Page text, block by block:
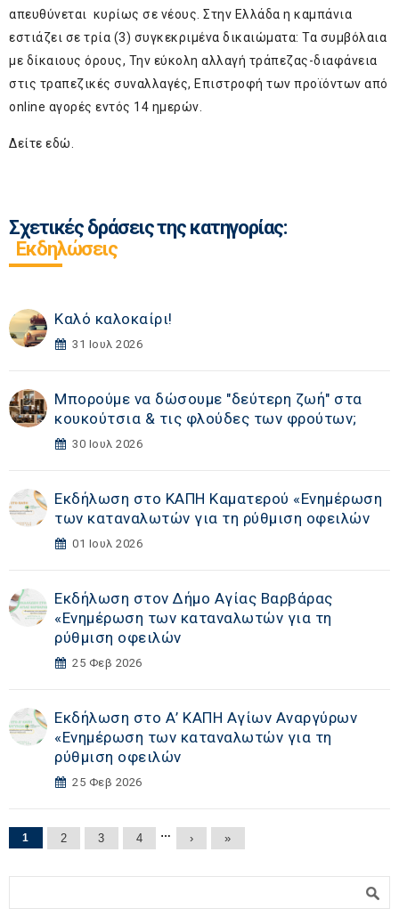
απευθύνεται κυρίως σε νέους. Στην Ελλάδα η καμπάνια
εστιάζει σε τρία (3) συγκεκριμένα δικαιώματα: Τα συμβόλαια
με δίκαιους όρους, Την εύκολη αλλαγή τράπεζας-διαφάνεια
στις τραπεζικές συναλλαγές, Επιστροφή των προϊόντων από
online αγορές εντός 14 ημερών.
Δείτε εδώ.
Σχετικές δράσεις της κατηγορίας:
Εκδηλώσεις
Καλό καλοκαίρι!
31 Ιουλ 2026
Μπορούμε να δώσουμε "δεύτερη ζωή" στα
κουκούτσια & τις φλούδες των φρούτων;
30 Ιουλ 2026
Εκδήλωση στο ΚΑΠΗ Καματερού «Eνημέρωση
των καταναλωτών για τη ρύθμιση οφειλών
01 Ιουλ 2026
Εκδήλωση στoν Δήμο Αγίας Βαρβάρας
«Eνημέρωση των καταναλωτών για τη
ρύθμιση οφειλών
25 Φεβ 2026
Εκδήλωση στο Α’ ΚΑΠΗ Αγίων Αναργύρων
«Eνημέρωση των καταναλωτών για τη
ρύθμιση οφειλών
25 Φεβ 2026
Σελίδες
1 2 3 4 … › »